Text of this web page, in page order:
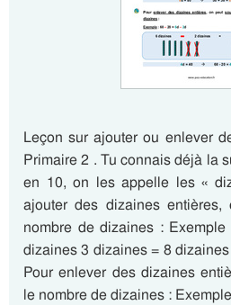
Leçon sur ajouter ou enlever
Primaire 2 . Tu connais déjà la
en 10, on les appelle les «
ajouter des dizaines
nombre de dizaines :
dizaines 3 dizaines = 8
Pour enlever des dizaines
le nombre de dizaines :